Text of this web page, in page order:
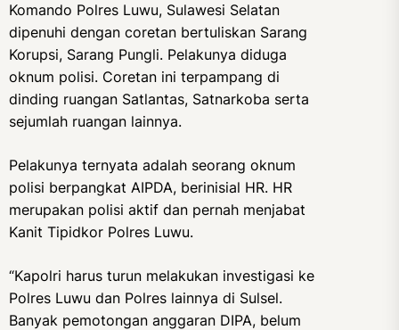
Komando Polres Luwu, Sulawesi Selatan
dipenuhi dengan coretan bertuliskan Sarang
Korupsi, Sarang Pungli. Pelakunya diduga
oknum polisi. Coretan ini terpampang di
dinding ruangan Satlantas, Satnarkoba serta
sejumlah ruangan lainnya.
Pelakunya ternyata adalah seorang oknum
polisi berpangkat AIPDA, berinisial HR. HR
merupakan polisi aktif dan pernah menjabat
Kanit Tipidkor Polres Luwu.
“Kapolri harus turun melakukan investigasi ke
Polres Luwu dan Polres lainnya di Sulsel.
Banyak pemotongan anggaran DIPA, belum